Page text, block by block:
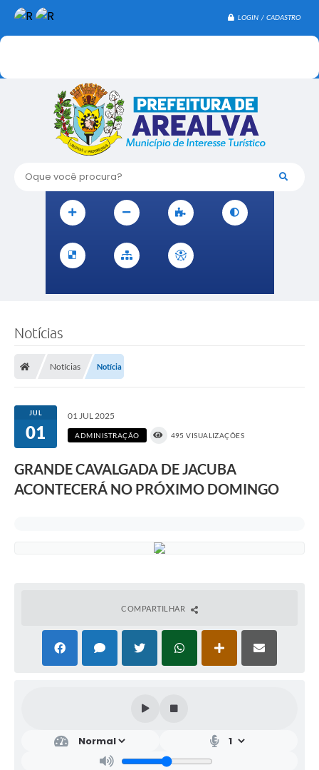
LOGIN / CADASTRO
Oque você procura?
Notícias
Notícias Notícia
JUL
01
01 JUL 2025
ADMINISTRAÇÃO 495 VISUALIZAÇÕES
GRANDE CAVALGADA DE JACUBA
ACONTECERÁ NO PRÓXIMO DOMINGO
COMPARTILHAR